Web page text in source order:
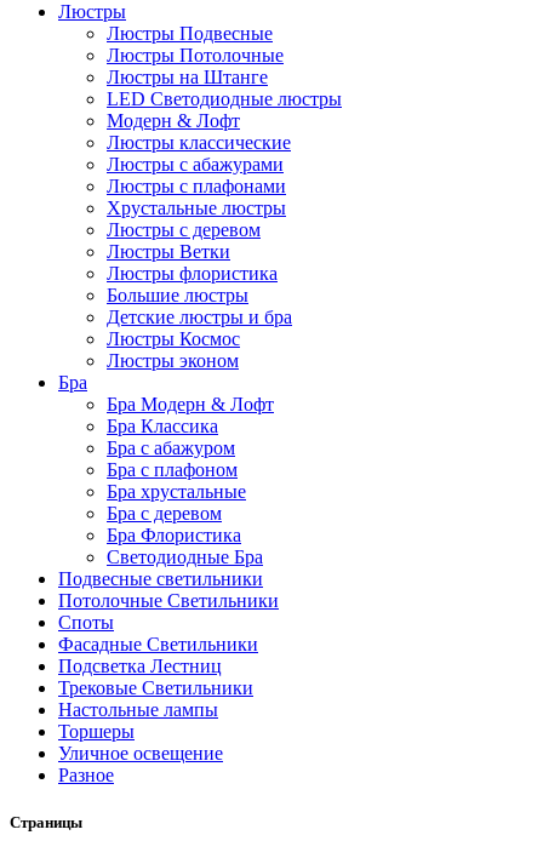
Люстры
Люстры Подвесные
Люстры Потолочные
Люстры на Штанге
LED Светодиодные люстры
Модерн & Лофт
Люстры классические
Люстры с абажурами
Люстры с плафонами
Хрустальные люстры
Люстры с деревом
Люстры Ветки
Люстры флористика
Большие люстры
Детские люстры и бра
Люстры Космос
Люстры эконом
Бра
Бра Модерн & Лофт
Бра Классика
Бра с абажуром
Бра с плафоном
Бра хрустальные
Бра с деревом
Бра Флористика
Светодиодные Бра
Подвесные светильники
Потолочные Светильники
Споты
Фасадные Светильники
Подсветка Лестниц
Трековые Светильники
Настольные лампы
Торшеры
Уличное освещение
Разное
Страницы